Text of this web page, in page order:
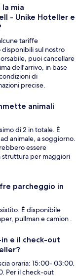
mia
- Unike Hoteller e
tariffe
sul nostro
puoi cancellare
dell'arrivo, in base
di
precise.
animali
di 2 in totale. È
animale, a soggiorno.
essere
struttura per maggiori
parcheggio in
È disponibile
pullman e camion .
e il check-out
oraria: 15:00- 03:00.
Per il check-out